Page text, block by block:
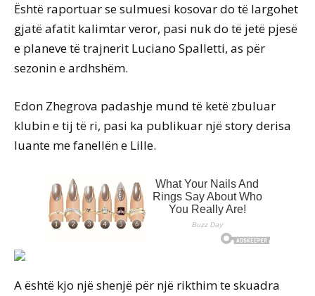
Është raportuar se sulmuesi kosovar do të largohet
gjatë afatit kalimtar veror, pasi nuk do të jetë pjesë
e planeve të trajnerit Luciano Spalletti, as për
sezonin e ardhshëm.
Edon Zhegrova padashje mund të ketë zbuluar
klubin e tij të ri, pasi ka publikuar një story derisa
luante me fanellën e Lille.
A është kjo një shenjë për një rikthim te skuadra